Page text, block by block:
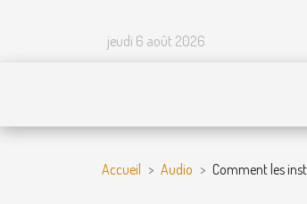
jeudi 6 août 2026
Accueil Audio Comment les